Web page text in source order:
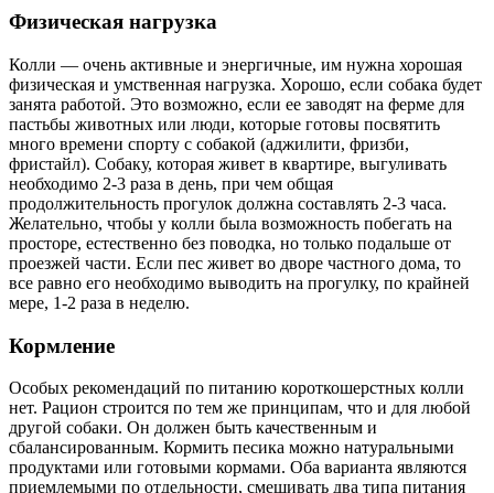
Физическая нагрузка
Колли — очень активные и энергичные, им нужна хорошая
физическая и умственная нагрузка. Хорошо, если собака будет
занята работой. Это возможно, если ее заводят на ферме для
пастьбы животных или люди, которые готовы посвятить
много времени спорту с собакой (аджилити, фризби,
фристайл). Собаку, которая живет в квартире, выгуливать
необходимо 2-3 раза в день, при чем общая
продолжительность прогулок должна составлять 2-3 часа.
Желательно, чтобы у колли была возможность побегать на
просторе, естественно без поводка, но только подальше от
проезжей части. Если пес живет во дворе частного дома, то
все равно его необходимо выводить на прогулку, по крайней
мере, 1-2 раза в неделю.
Кормление
Особых рекомендаций по питанию короткошерстных колли
нет. Рацион строится по тем же принципам, что и для любой
другой собаки. Он должен быть качественным и
сбалансированным. Кормить песика можно натуральными
продуктами или готовыми кормами. Оба варианта являются
приемлемыми по отдельности, смешивать два типа питания